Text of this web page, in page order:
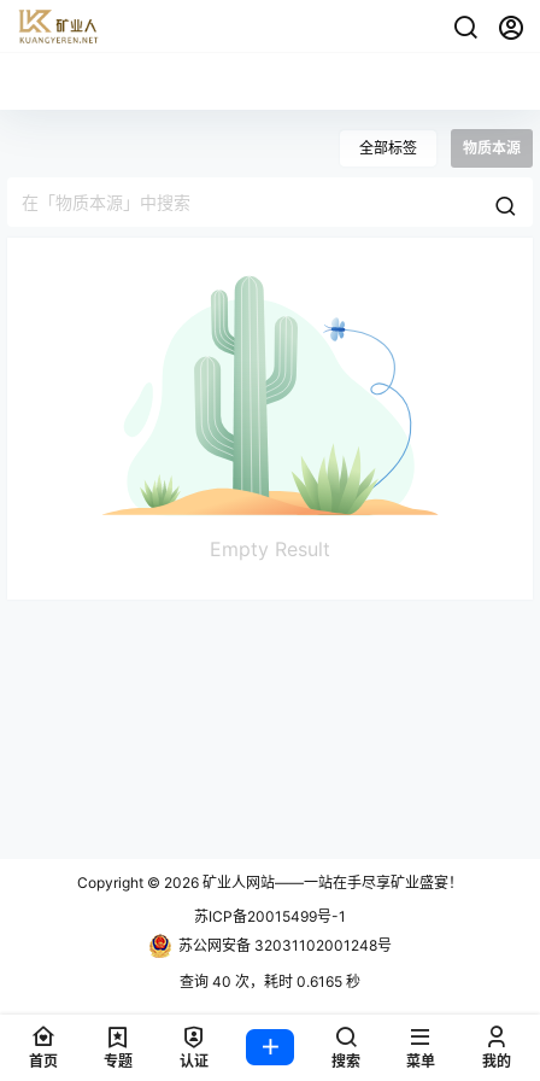
全部标签 物质本源
Empty Result
Copyright © 2026 矿业人网站——一站在手尽享矿业盛宴！
苏ICP备20015499号-1
苏公网安备 32031102001248号
查询 40 次，耗时 0.6165 秒
首页 专题 认证 搜索 菜单 我的